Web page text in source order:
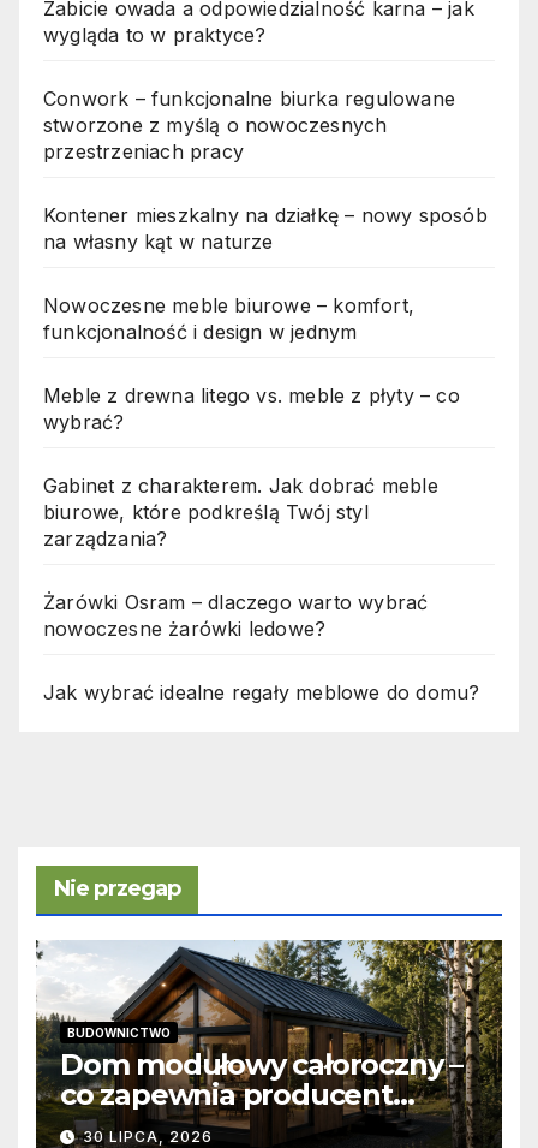
Zabicie owada a odpowiedzialność karna – jak
wygląda to w praktyce?
Conwork – funkcjonalne biurka regulowane
stworzone z myślą o nowoczesnych
przestrzeniach pracy
Kontener mieszkalny na działkę – nowy sposób
na własny kąt w naturze
Nowoczesne meble biurowe – komfort,
funkcjonalność i design w jednym
Meble z drewna litego vs. meble z płyty – co
wybrać?
Gabinet z charakterem. Jak dobrać meble
biurowe, które podkreślą Twój styl
zarządzania?
Żarówki Osram – dlaczego warto wybrać
nowoczesne żarówki ledowe?
Jak wybrać idealne regały meblowe do domu?
Nie przegap
BUDOWNICTWO
Dom modułowy całoroczny –
co zapewnia producent
domów modułowych?
30 LIPCA, 2026